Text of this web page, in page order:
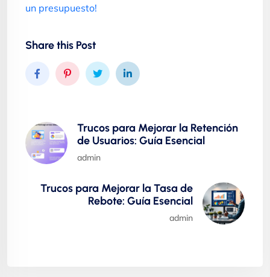
un presupuesto!
Share this Post
Trucos para Mejorar la Retención
de Usuarios: Guía Esencial
admin
Trucos para Mejorar la Tasa de
Rebote: Guía Esencial
admin